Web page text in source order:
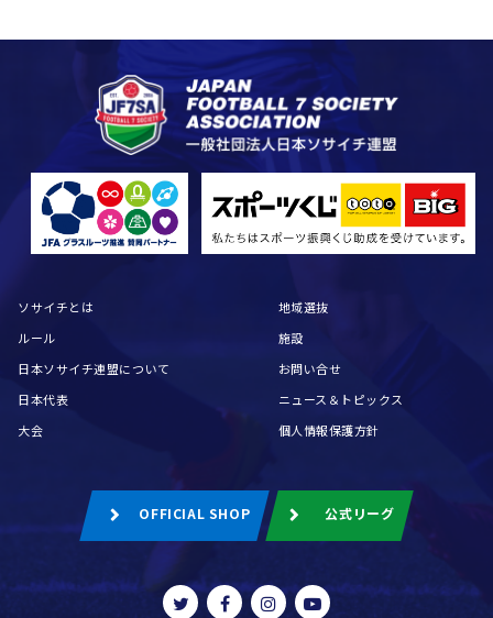
ソサイチとは
ルール
日本ソサイチ連盟について
日本代表
大会
地域選抜
施設
お問い合せ
ニュース＆トピックス
個人情報保護方針
OFFICIAL SHOP 公式リーグ